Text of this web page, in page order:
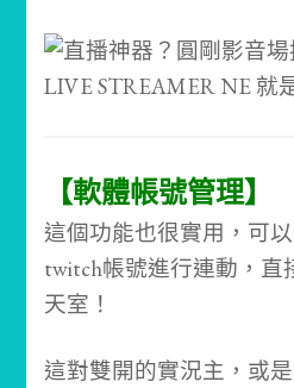
【軟體帳號管理】
這個功能也很實用，可以
twitch帳號進行連動，直
天室！
這對雙開的實況主，或